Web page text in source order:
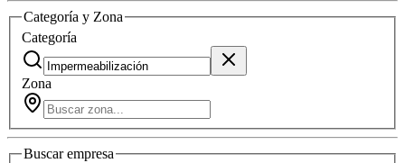
Categoría y Zona
Categoría
Zona
Buscarempresa